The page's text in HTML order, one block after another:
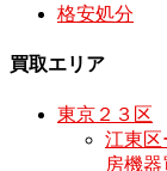
格安処分
買取エリア
東京２３区
江東区
房機器